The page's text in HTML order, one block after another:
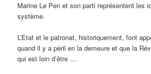
Marine Le Pen et son parti représentent les
système.
L’Etat et le patronat, historiquement, font
quand il y a péril en la demeure et que la
qui est loin d’être …